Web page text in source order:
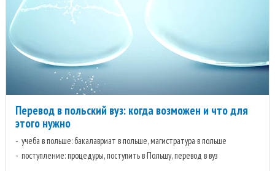
Перевод в польский вуз: когда возможен и что для
этого нужно
учеба в польше: бакалавриат в польше, магистратура в польше
поступление: процедуры, поступить в Польшу, перевод в вуз